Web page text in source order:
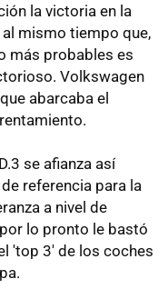
la victoria en la
mismo tiempo que,
más probables es
Volkswagen
abarcaba el
se afianza así
referencia para la
a nivel de
lo pronto le bastó
'top 3' de los coches